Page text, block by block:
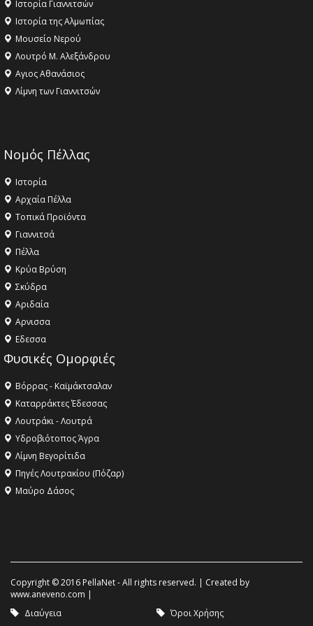
Ιστορία Γιαννιτσών
Ιστορία της Αλμωπίας
Μουσείο Νερού
Λουτρό Μ. Αλεξάνδρου
Αγιος Αθανάσιος
Λίμνη των Γιαννιτσών
Νομός Πέλλας
Ιστορία
Αρχαία Πέλλα
Τοπικά Προϊόντα
Γιαννιτσά
Πέλλα
Κρύα Βρύση
Σκύδρα
Αριδαία
Aρνισσα
Eδεσσα
Φυσικές Ομορφιές
Βόρρας - Καϊμάκτσαλαν
Καταρράκτες Έδεσσας
Λουτράκι - Λουτρά
Υδροβιότοπος Άγρα
Λίμνη Βεγορίτιδα
Πηγές Λουτρακίου (Πόζαρ)
Μαύρο Δάσος
Copyright © 2016 PellaNet - All rights reserved. | Created by
www.aneveno.com |
Διαύγεια
Όροι Χρήσης